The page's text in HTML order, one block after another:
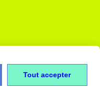
Tout accepter